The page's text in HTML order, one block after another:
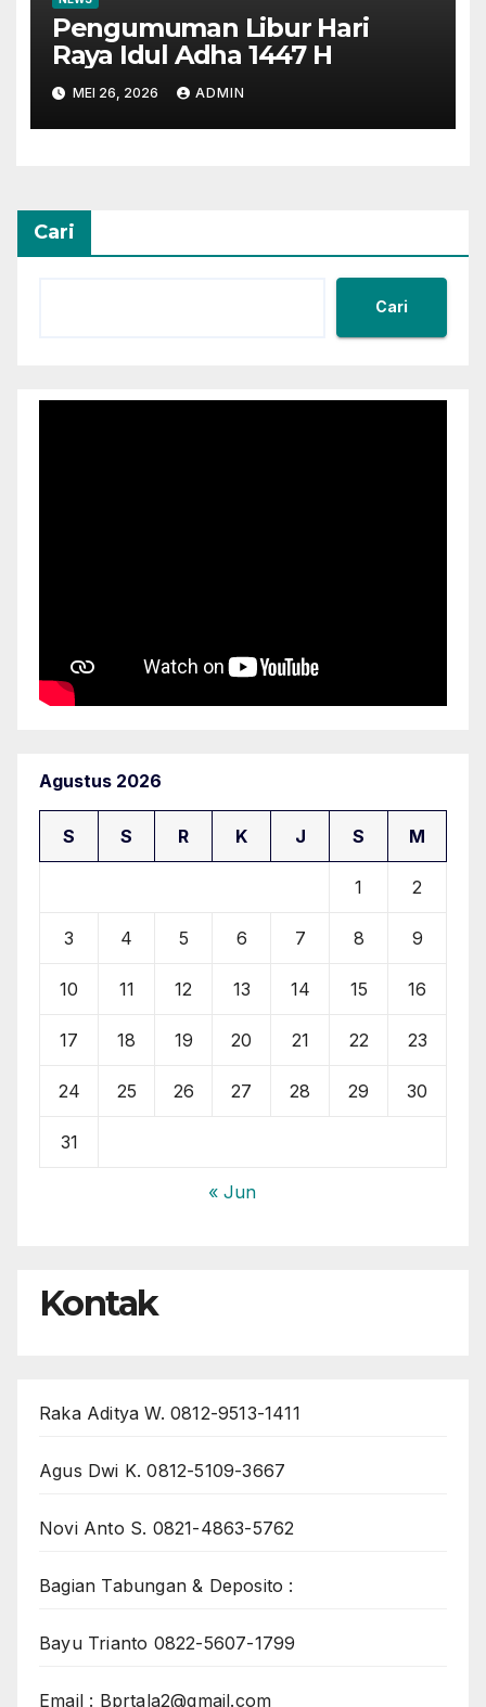
Pengumuman Libur Hari
Raya Idul Adha 1447 H
MEI 26, 2026 ADMIN
Cari
Cari
Agustus 2026
S S R K J S M
1 2
3 4 5 6 7 8 9
10 11 12 13 14 15 16
17 18 19 20 21 22 23
24 25 26 27 28 29 30
31
« Jun
Kontak
Raka Aditya W. 0812-9513-1411
Agus Dwi K. 0812-5109-3667
Novi Anto S. 0821-4863-5762
Bagian Tabungan & Deposito :
Bayu Trianto 0822-5607-1799
Email : Bprtala2@gmail.com